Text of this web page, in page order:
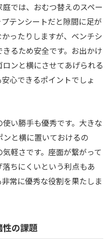
では、おむつ替えのスペー
テンシートだと隙間に足が
ったりしますが、ベンチシ
るため安全です。お出かけ
ンと横にさせてあげられる
心できるポイントでしょ
い勝手も優秀です。大きな
と横に置いておけるの
軽さです。座面が繋がって
ちにくいという利点もあ
常に優秀な役割を果たしま
性の課題